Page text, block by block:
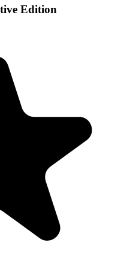
Edition